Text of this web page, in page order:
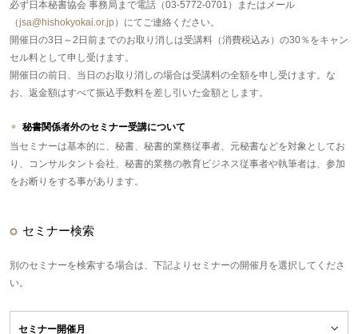
必ず日本秘書協会 事務局まで電話（03-5772-0701）またはメール
（jsa@hishokyokai.or.jp）にてご連絡ください。
開催日の3日～2日前までのお取り消しは受講料（消費税込み）の30％をキャン
セル料として申し受けます。
開催日の前日、当日のお取り消しの場合は受講料の全額を申し受けます。な
お、返金額はすべて振込手数料を差し引いた金額とします。
秘書関係者外のセミナー受講について
当セミナーは基本的に、秘書、秘書的業務従事者、元秘書などを対象としてお
り、コンサルタント会社、秘書的業務の教育ビジネス従事者や執筆者は、参加
をお断りをする事があります。
セミナー検索
別のセミナーを検索する場合は、下記よりセミナーの開催月を選択してくださ
い。